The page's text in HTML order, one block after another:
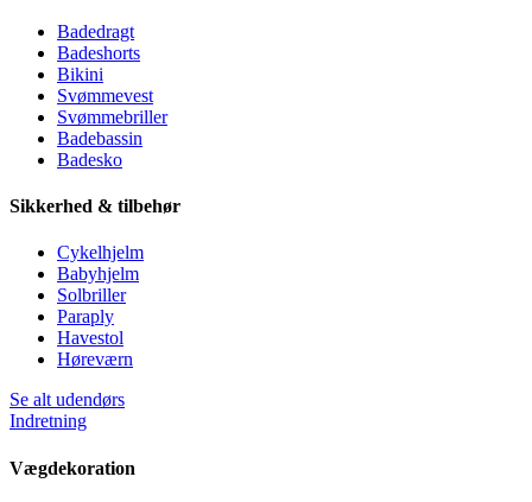
Badedragt
Badeshorts
Bikini
Svømmevest
Svømmebriller
Badebassin
Badesko
Sikkerhed & tilbehør
Cykelhjelm
Babyhjelm
Solbriller
Paraply
Havestol
Høreværn
Se alt udendørs
Indretning
Vægdekoration